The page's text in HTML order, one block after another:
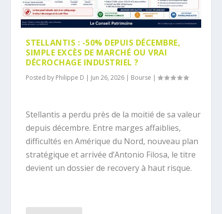
STELLANTIS : -50% DEPUIS DÉCEMBRE,
SIMPLE EXCÈS DE MARCHÉ OU VRAI
DÉCROCHAGE INDUSTRIEL ?
Posted by Philippe D | Jun 26, 2026 | Bourse |
Stellantis a perdu près de la moitié de sa valeur
depuis décembre. Entre marges affaiblies,
difficultés en Amérique du Nord, nouveau plan
stratégique et arrivée d’Antonio Filosa, le titre
devient un dossier de recovery à haut risque.